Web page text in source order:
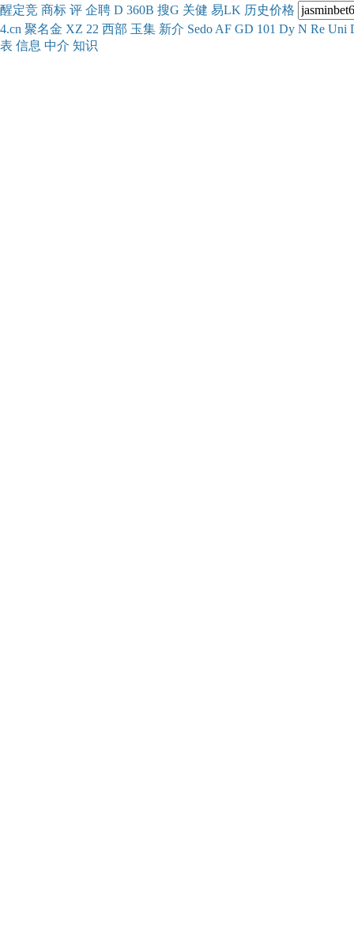
醒定竞 商标 评 企聘 D 360B 搜G 关健 易LK 历史价格
4.cn 聚名金 XZ 22 西部 玉集 新介 Sedo AF GD 101 Dy N Re Uni
表 信息 中介 知识